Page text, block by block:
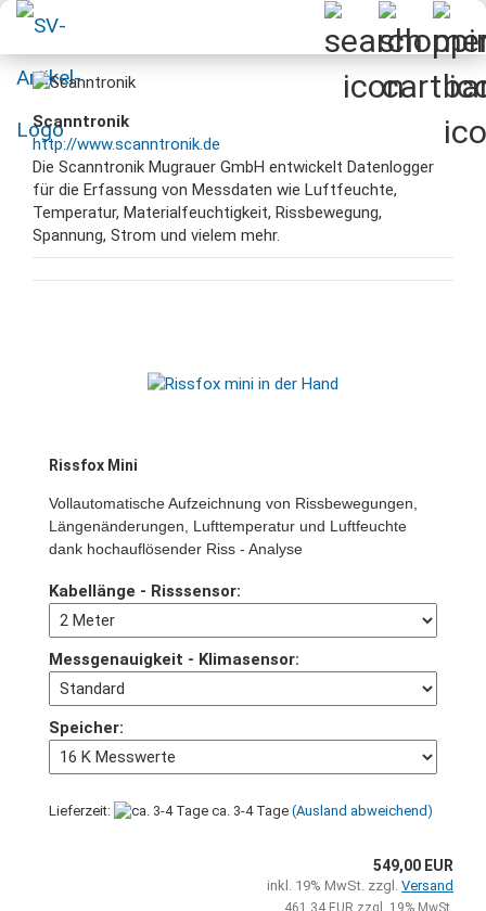
Scanntronik
http://www.scanntronik.de
Die Scanntronik Mugrauer GmbH entwickelt Datenlogger
für die Erfassung von Messdaten wie Luftfeuchte,
Temperatur, Materialfeuchtigkeit, Rissbewegung,
Spannung, Strom und vielem mehr.
Rissfox Mini
Vollautomatische Aufzeichnung von Rissbewegungen,
Längenänderungen, Lufttemperatur und Luftfeuchte
dank hochauflösender Riss - Analyse
Kabellänge - Risssensor:
Messgenauigkeit - Klimasensor:
Speicher:
Lieferzeit: ca. 3-4 Tage (Ausland abweichend)
549,00 EUR
inkl. 19% MwSt. zzgl. Versand
461,34 EUR zzgl. 19% MwSt.